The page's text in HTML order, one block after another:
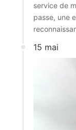
service de
passe, une
15 mai